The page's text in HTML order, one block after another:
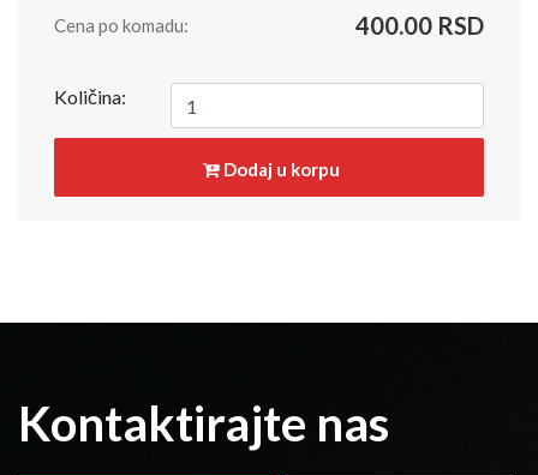
Cena po komadu: 400.00 RSD
Količina:
Dodaj u korpu
Kontaktirajte nas